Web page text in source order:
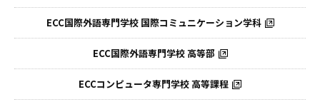
ECC国際外語専門学校 国際コミュニケーション学科
ECC国際外語専門学校 高等部
ECCコンピュータ専門学校 高等課程